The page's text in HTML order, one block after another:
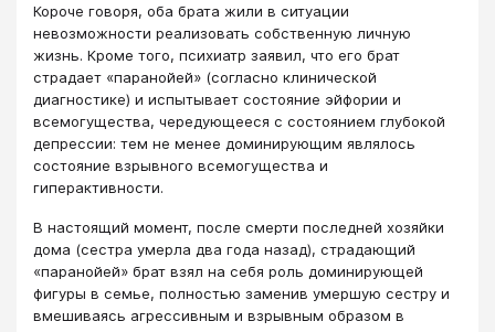
Короче говоря, оба брата жили в ситуации
невозможности реализовать собственную личную
жизнь. Кроме того, психиатр заявил, что его брат
страдает «паранойей» (согласно клинической
диагностике) и испытывает состояние эйфории и
всемогущества, чередующееся с состоянием глубокой
депрессии: тем не менее доминирующим являлось
состояние взрывного всемогущества и
гиперактивности.
В настоящий момент, после смерти последней хозяйки
дома (сестра умерла два года назад), страдающий
«паранойей» брат взял на себя роль доминирующей
фигуры в семье, полностью заменив умершую сестру и
вмешиваясь агрессивным и взрывным образом в